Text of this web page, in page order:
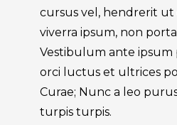
cursus vel, hendrerit ut
viverra ipsum, non
Vestibulum ante ipsum
orci luctus et ultrices
Curae; Nunc a leo
turpis turpis.